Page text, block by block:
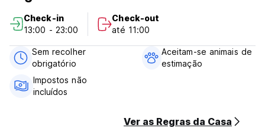
todo o dia para os nossos hóspedes.
O hostel tem o seu próprio estúdio de ioga com
professores de ioga certificados. As aulas de ioga são
gratuitas para os hóspedes.
Nós também oferecemos passeios pela cidade, incluindo
monumentos, templos e áreas de mercado.
Nós falamos a vossa língua! (Auto-translated from original
Check-in
13:00 - 23:00
Check-out
até 11:00
Sem recolher
obrigatório
Aceitam-se animais de
estimação
Impostos não
incluídos
Ver as Regras da Casa